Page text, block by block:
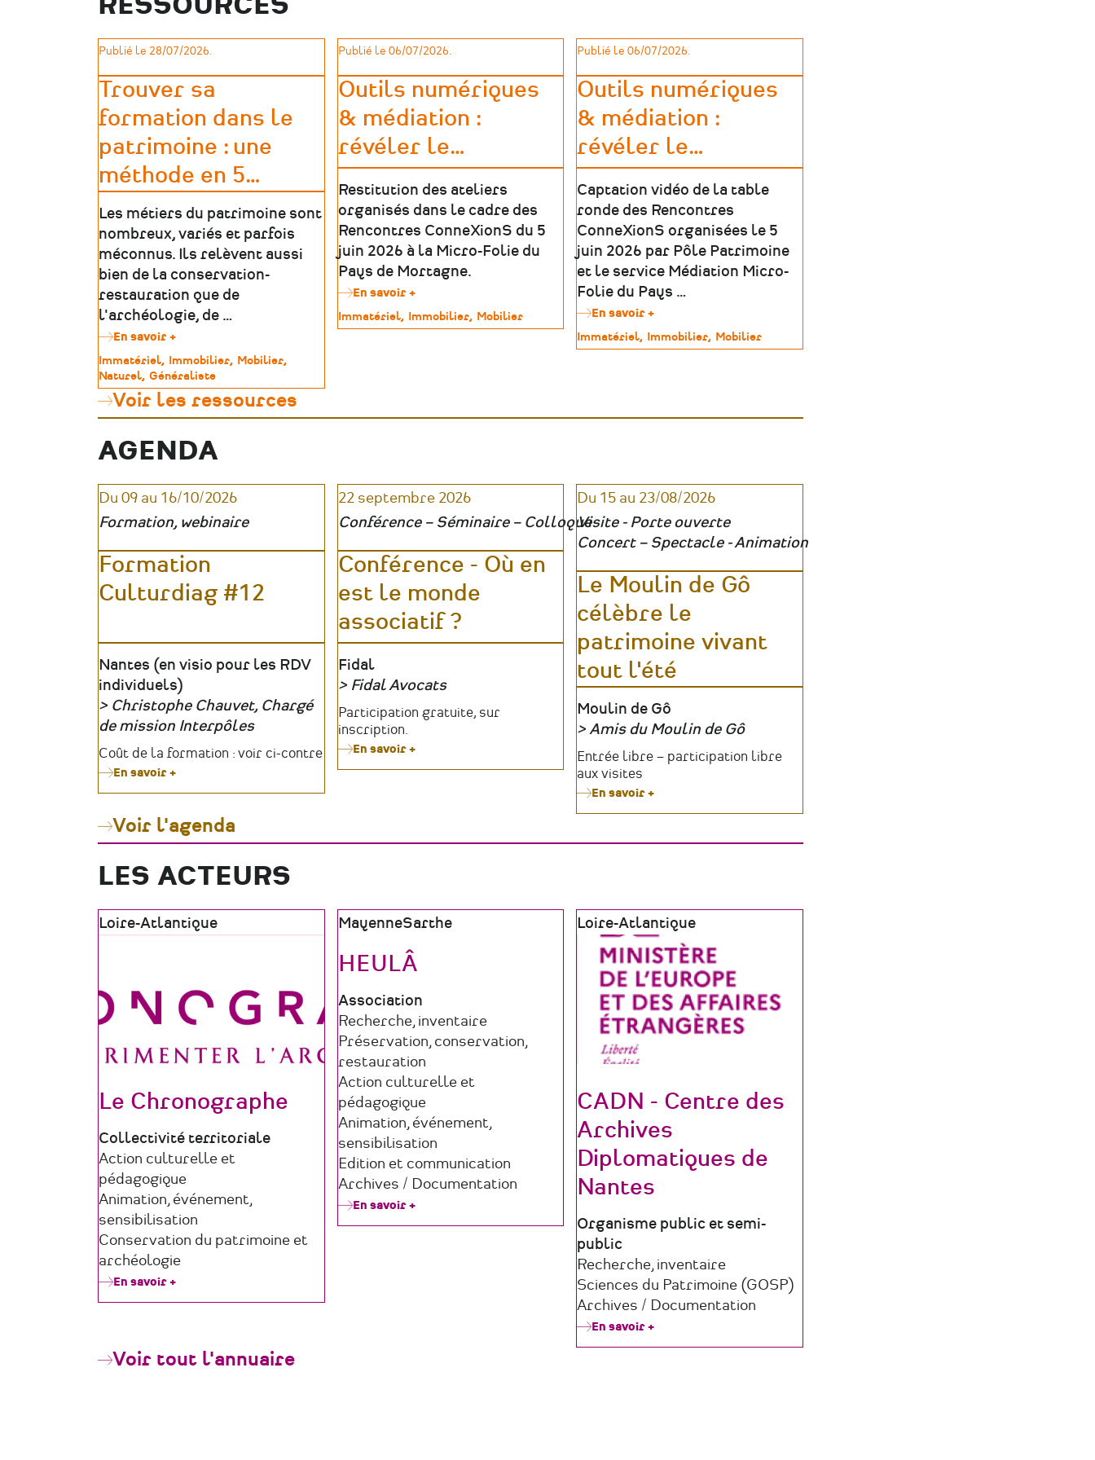
recherche
médailles
déportés
politiques
de
la
Mayenne
à
la
de
territoire
RESSOURCES
Publié le 28/07/2026.
Trouver sa
formation dans le
patrimoine : une
méthode en 5…
Les métiers du patrimoine sont
nombreux, variés et parfois
méconnus. Ils relèvent aussi
bien de la conservation-
restauration que de
l'archéologie, de …
En savoir +
sa
formation
dans
une
en
5
étapes
Type
de
patrimoine
Immatériel Immobilier
Mobilier
Naturel Généraliste
Publié le 06/07/2026.
Outils numériques
& médiation :
révéler le…
Restitution des ateliers
organisés dans le cadre des
Rencontres ConneXionS du 5
juin 2026 à la Micro-Folie du
Pays de Mortagne.
En savoir +sur
numériques
patrimoine
|
Type
de
Immatériel Immobilier Mobilier
Publié le 06/07/2026.
Outils numériques
& médiation :
révéler le…
Captation vidéo de la table
ronde des Rencontres
ConneXionS organisées le 5
juin 2026 par Pôle Patrimoine
et le service Médiation Micro-
Folie du Pays …
En savoir +
numériques
le
ou
inaccessible
Table
ronde
Type
de
Immatériel Immobilier Mobilier
Voir les ressources
AGENDA
Du 09 au 16/10/2026
Formation, webinaire
Formation
Culturdiag #12
Lieu
Nantes (en visio pour les RDV
individuels)
Organisateur
Christophe Chauvet, Chargé
de mission Interpôles
Tarifs
Coût de la formation : voir ci-contre
En savoir +
22 septembre 2026
Conférence – Séminaire – Colloque
Conférence - Où en
est le monde
associatif ?
Lieu
Fidal
Organisateur
Fidal Avocats
Tarifs
Participation gratuite, sur
inscription.
En savoir +sur
le
Du 15 au 23/08/2026
Visite - Porte ouverte
Concert – Spectacle - Animation
Le Moulin de Gô
célèbre le
patrimoine vivant
tout l'été
Lieu
Moulin de Gô
Organisateur
Amis du Moulin de Gô
Tarifs
Entrée libre – participation libre
aux visites
En savoir +
vivant
tout
l'été
Voir l'agenda
LES ACTEURS
Zone
Loire-Atlantique
Le Chronographe
Type
de
structure
Collectivité territoriale
Domaine
d'activité
Action culturelle et
pédagogique
Animation, événement,
sensibilisation
Conservation du patrimoine et
archéologie
En savoir +
Zone
MayenneSarthe
HEULÂ
Type
de
structure
Association
Domaine
d'activité
Recherche, inventaire
Préservation, conservation,
restauration
Action culturelle et
pédagogique
Animation, événement,
sensibilisation
Edition et communication
Archives / Documentation
En savoir +sur
Zone
géographique
Loire-Atlantique
CADN - Centre des
Archives
Diplomatiques de
Nantes
Type
de
structure
Organisme public et semi-
public
Domaine
d'activité
Recherche, inventaire
Sciences du Patrimoine (GOSP)
Archives / Documentation
En savoir +
Voir tout l'annuaire